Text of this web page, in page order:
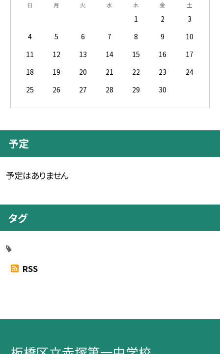
日 月 火 水 木 金 土
1 2
3
4
5 6 7 8 9
10
11
12 13 14 15 16
17
18
19 20 21 22 23
24
25
26 27 28 29 30
予定
予定はありません
タグ
RSS